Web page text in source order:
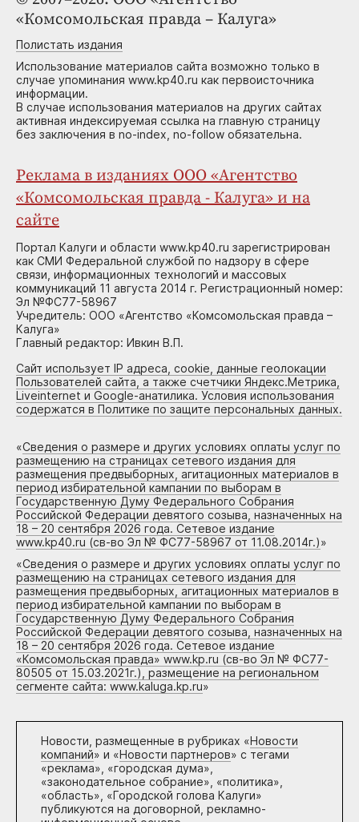
«Комсомольская правда – Калуга»
Полистать издания
Использование материалов сайта возможно только в
случае упоминания www.kp40.ru как первоисточника
информации.
В случае использования материалов на других сайтах
активная индексируемая ссылка на главную страницу
без заключения в no-index, no-follow обязательна.
Реклама в изданиях ООО «Агентство
«Комсомольская правда - Калуга» и на
сайте
Портал Калуги и области www.kp40.ru зарегистрирован
как СМИ Федеральной службой по надзору в сфере
связи, информационных технологий и массовых
коммуникаций 11 августа 2014 г. Регистрационный номер:
Эл №ФС77-58967
Учредитель: ООО «Агентство «Комсомольская правда –
Калуга»
Главный редактор: Ивкин В.П.
Сайт использует IP адреса, cookie, данные геолокации
Пользователей сайта, а также счетчики Яндекс.Метрика,
Liveinternet и Google-анатилика. Условия использования
содержатся в Политике по защите персональных данных.
«Сведения о размере и других условиях оплаты услуг по
размещению на страницах сетевого издания для
размещения предвыборных, агитационных материалов в
период избирательной кампании по выборам в
Государственную Думу Федерального Собрания
Российской Федерации девятого созыва, назначенных на
18 – 20 сентября 2026 года. Сетевое издание
www.kp40.ru (св-во Эл № ФС77-58967 от 11.08.2014г.)»
«Сведения о размере и других условиях оплаты услуг по
размещению на страницах сетевого издания для
размещения предвыборных, агитационных материалов в
период избирательной кампании по выборам в
Государственную Думу Федерального Собрания
Российской Федерации девятого созыва, назначенных на
18 – 20 сентября 2026 года. Сетевое издание
«Комсомольская правда» www.kp.ru (св-во Эл № ФС77-
80505 от 15.03.2021г.), размещение на региональном
сегменте сайта: www.kaluga.kp.ru»
Новости, размещенные в рубриках «Новости
компаний» и «Новости партнеров» с тегами
«реклама», «городская дума»,
«законодательное собрание», «политика»,
«область», «Городской голова Калуги»
публикуются на договорной, рекламно-